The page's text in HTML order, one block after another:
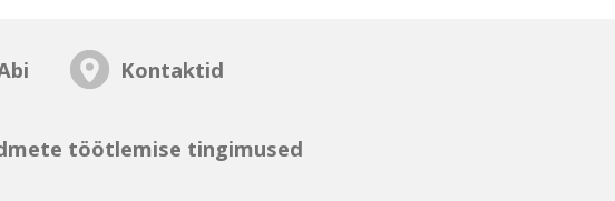
Kontaktid
töötlemise tingimused